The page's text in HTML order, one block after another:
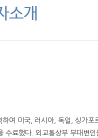
소개
여 미국, 러시아, 독일, 싱가포
료했다. 외교통상부 부대변